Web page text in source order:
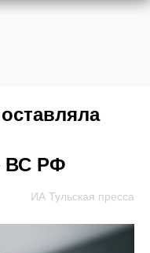
ВС РФ
ИА Тульская пресса